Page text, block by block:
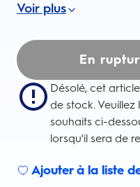
Voir plus
En
Désolé, cet
de stock.
souhaits ci-
lorsqu'il sera de
Ajouter à la liste